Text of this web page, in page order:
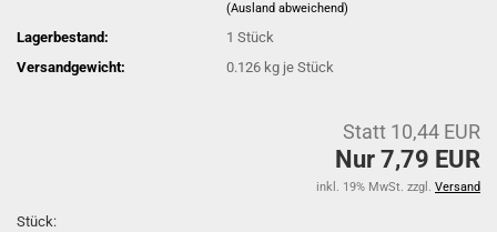
(Ausland abweichend)
Lagerbestand: 1Stück
Versandgewicht:
0.126 kg je Stück
Statt 10,44 EUR
Nur 7,79 EUR
inkl. 19% MwSt. zzgl. Versand
Stück: